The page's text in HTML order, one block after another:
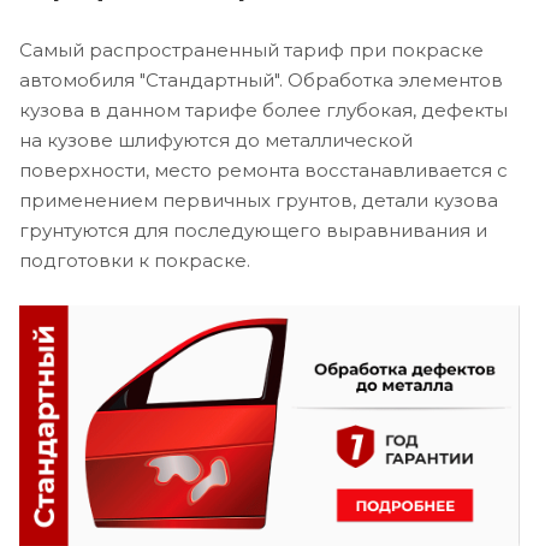
Самый распространенный тариф при покраске
автомобиля "Стандартный". Обработка элементов
кузова в данном тарифе более глубокая, дефекты
на кузове шлифуются до металлической
поверхности, место ремонта восстанавливается с
применением первичных грунтов, детали кузова
грунтуются для последующего выравнивания и
подготовки к покраске.